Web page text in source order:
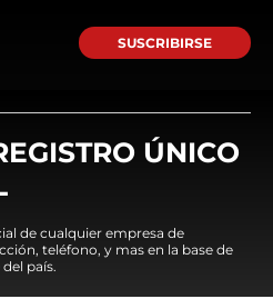
SUSCRIBIRSE
ÚNICO
de cualquier empresa de
teléfono, y mas en la base de
país.